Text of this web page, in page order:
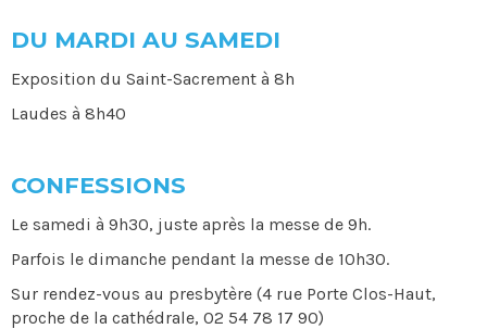
DU MARDI AU SAMEDI
Exposition du Saint-Sacrement à 8h
Laudes à 8h40
CONFESSIONS
Le samedi à 9h30, juste après la messe de 9h.
Parfois le dimanche pendant la messe de 10h30.
Sur rendez-vous au presbytère (4 rue Porte Clos-Haut,
proche de la cathédrale, 02 54 78 17 90)